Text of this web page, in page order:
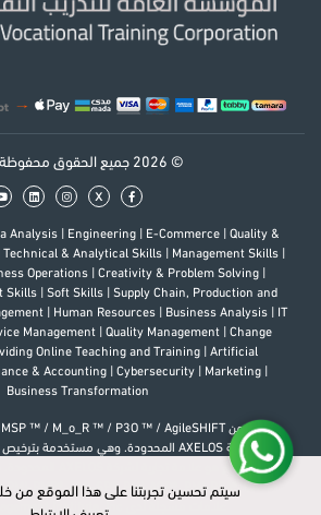
© 2026 جميع الحقوق محفوظة لبكه
x
Analysis Engineering E-Commerce
Quality &
Technical & Analytical Skills Management Skills
Operations
Creativity & Problem Solving
Skills
Soft Skills
Supply Chain, Production and
Human Resources Business Analysis
Management
Quality Management
Change
Online Teaching and Training
Artificial
& Accounting Cybersecurity Marketing
Business Transformation
إن شعار هو علامة تجارية لشركة AXELOS المحدودة. كل الحقوق محفوظة.
سيتم تحسين تجربتنا على هذا الموقع من
سيتم تحسين تجربتنا على هذا الموقع من